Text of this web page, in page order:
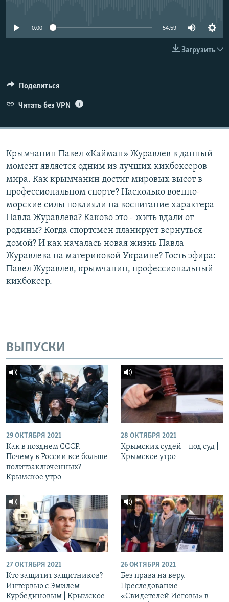
КРЫМ.НЕПОКОРЕННЫЙ
0:00 54:59
Загрузить
Поделиться
Читать без VPN
Крымчанин Павел «Кайман» Журавлев в данный
момент является одним из лучших кикбоксеров
мира. Как крымчанин достиг мировых высот в
профессиональном спорте? Насколько военно-
морские силы повлияли на воспитание характера
Павла Журавлева? Каково это - жить вдали от
родины? Когда спортсмен планирует вернуться
домой? И как началась новая жизнь Павла
Журавлева на материковой Украине? Гость эфира:
Павел Журавлев, крымчанин, профессиональный
кикбоксер.
ВЫПУСКИ
29 ОКТЯБРЯ 2021
Как в позднем СССР.
Почему в России все больше
политзаключенных? |
Крымское утро
28 ОКТЯБРЯ 2021
Крымских судей – под суд |
Крымское утро
27 ОКТЯБРЯ 2021
Кто защитит защитников?
Интервью с Эмилем
Курбединовым | Крымское
26 ОКТЯБРЯ 2021
Без права на веру.
Преследование
«Свидетелей Иеговы» в